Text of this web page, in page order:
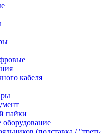
кабеля
пайки
оборудование
(подставка /